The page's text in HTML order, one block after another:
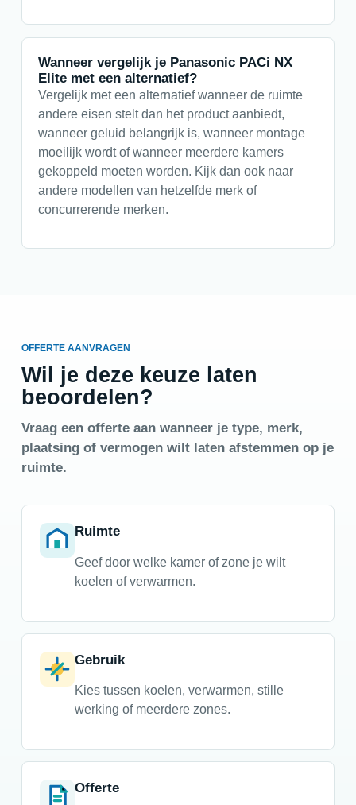
Wanneer vergelijk je Panasonic PACi NX
Elite met een alternatief?
Vergelijk met een alternatief wanneer de ruimte
andere eisen stelt dan het product aanbiedt,
wanneer geluid belangrijk is, wanneer montage
moeilijk wordt of wanneer meerdere kamers
gekoppeld moeten worden. Kijk dan ook naar
andere modellen van hetzelfde merk of
concurrerende merken.
OFFERTE AANVRAGEN
Wil je deze keuze laten
beoordelen?
Vraag een offerte aan wanneer je type, merk,
plaatsing of vermogen wilt laten afstemmen op je
ruimte.
Ruimte
Geef door welke kamer of zone je wilt
koelen of verwarmen.
Gebruik
Kies tussen koelen, verwarmen, stille
werking of meerdere zones.
Offerte